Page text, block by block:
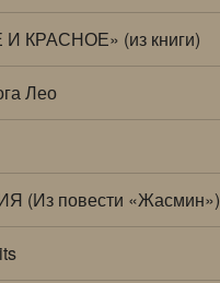
КРАСНОЕ» (из книги)
Лео
(Из повести «Жасмин»)